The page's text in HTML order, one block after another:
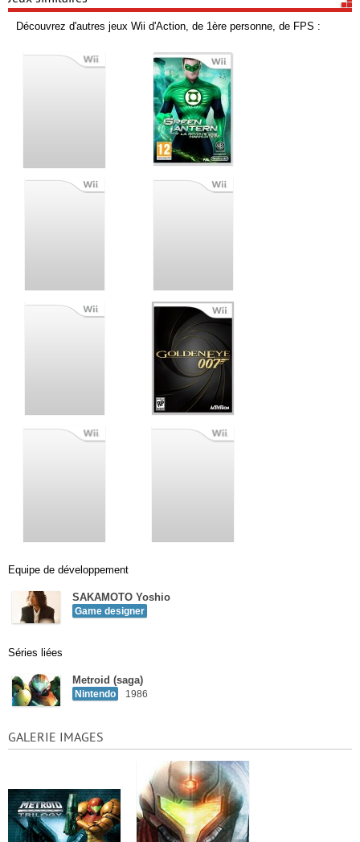
Découvrez d'autres jeux Wii d'Action, de 1ère personne, de FPS :
Equipe de développement
SAKAMOTO Yoshio
Game designer
Séries liées
Metroid (saga)
Nintendo 1986
GALERIE IMAGES